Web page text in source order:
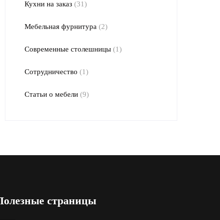
Кухни на заказ (31)
Мебельная фурнитура (2)
Современные столешницы (1)
Сотрудничество (1)
Статьи о мебели (9)
страницы